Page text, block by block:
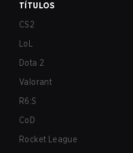
TÍTULOS
CS2
LoL
Dota 2
Valorant
R6:S
CoD
Rocket League